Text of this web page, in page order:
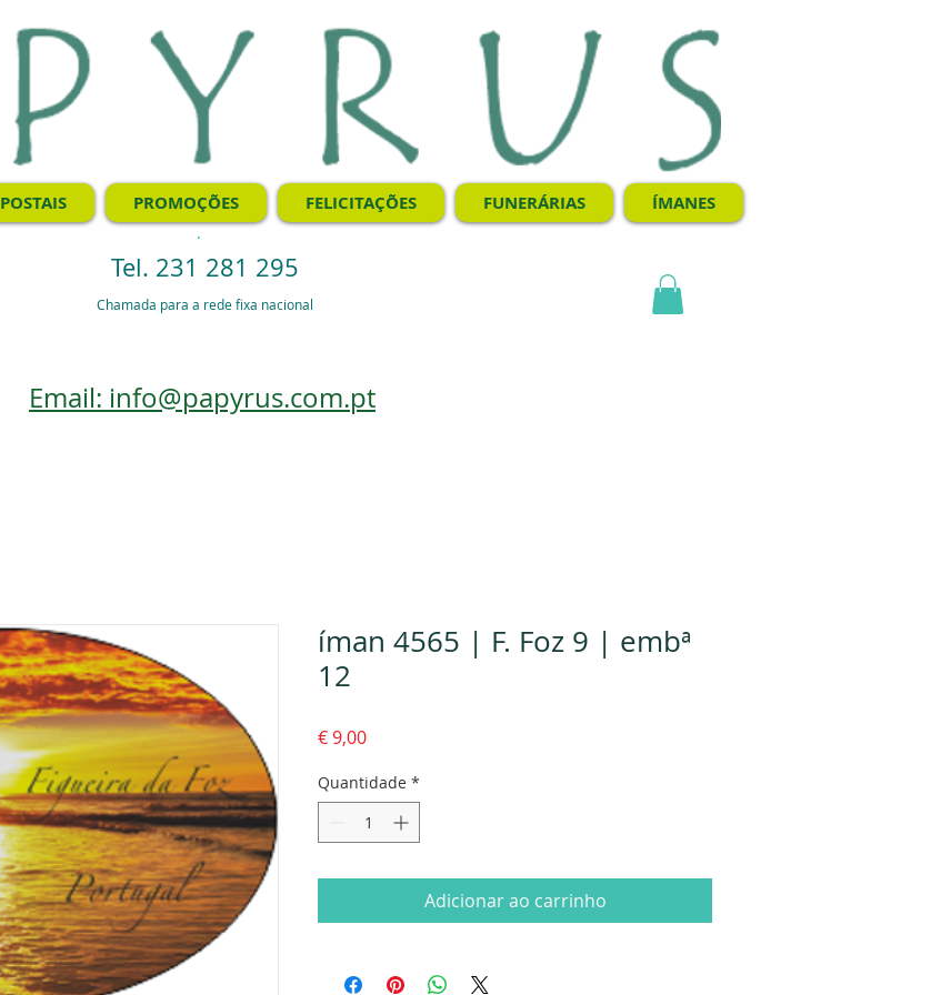
POSTAIS PROMOÇÕES FELICITAÇÕES FUNERÁRIAS ÍMANES
.
Tel. 231 281 295
Chamada para a rede fixa nacional
Email: info@papyrus.com.pt
íman 4565 | F. Foz 9 | embª
12
€ 9,00Preço
Quantidade *
Adicionar ao carrinho